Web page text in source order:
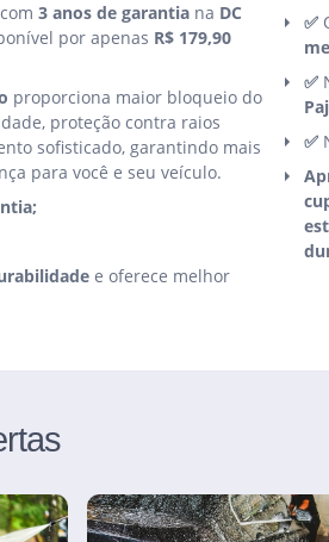
com 3 anos de garantia na DC
por apenas R$ 179,90
proporciona maior bloqueio do
proteção contra raios
sofisticado, garantindo mais
para você e seu veículo.
e oferece melhor
✅
✅
✅